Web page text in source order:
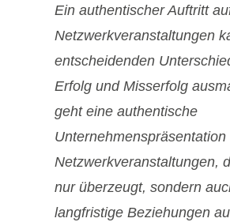
Ein authentischer Auftritt
Netzwerkveranstaltungen
entscheidenden
Erfolg und Misserfolg
geht eine authentische
Unternehmenspräsentation
Netzwerkveranstaltungen,
nur überzeugt, sondern
langfristige Beziehungen